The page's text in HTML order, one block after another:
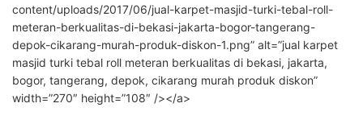
content/uploads/2017/06/jual-karpet-masjid-turki-tebal-roll-
meteran-berkualitas-di-bekasi-jakarta-bogor-tangerang-
depok-cikarang-murah-produk-diskon-1.png” alt=”jual karpet
masjid turki tebal roll meteran berkualitas di bekasi, jakarta,
bogor, tangerang, depok, cikarang murah produk diskon”
width=”270″ height=”108″ /></a>